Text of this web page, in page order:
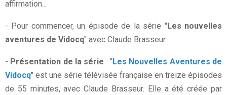
affirmation...
- Pour commencer, un épisode de la série " Les nouvelles
aventures de Vidocq" avec Claude Brasseur.
- Présentation de la série : " Les Nouvelles Aventures de
Vidocq" est une série télévisée française en treize épisodes
de 55 minutes, avec Claude Brasseur. Elle a été créée par